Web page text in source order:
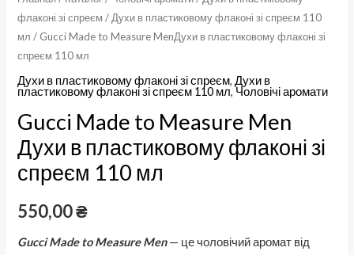
флаконі зі спреєм / Духи в пластиковому флаконі зі спреєм 110
мл / Gucci Made to Measure MenДухи в пластиковому флаконі зі
спреєм 110 мл
Духи в пластиковому флаконі зі спреєм,Духи в
пластиковому флаконі зі спреєм 110 мл,Чоловічі аромати
Gucci Made to Measure Men
Духи в пластиковому флаконі зі
спреєм 110 мл
550,00₴
Gucci Made to Measure Men — це чоловічий аромат від